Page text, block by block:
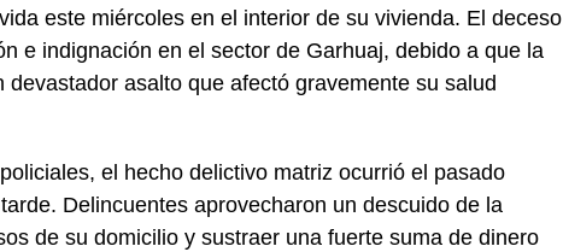
este miércoles en el interior de su vivienda. El deceso
e indignación en el sector de Garhuaj, debido a que la
asalto que afectó gravemente su salud
el hecho delictivo matriz ocurrió el pasado
Delincuentes aprovecharon un descuido de la
de su domicilio y sustraer una fuerte suma de dinero